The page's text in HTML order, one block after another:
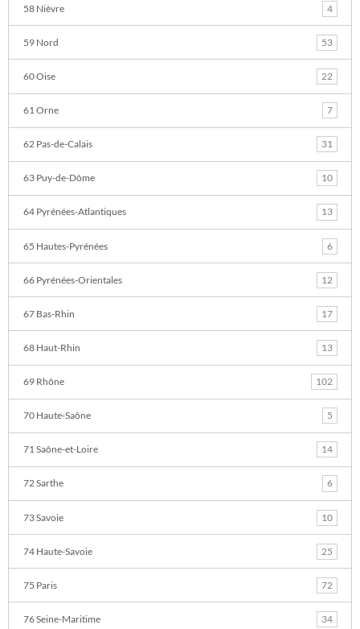
58 Nièvre 4
59 Nord 53
60 Oise 22
61 Orne 7
62 Pas-de-Calais 31
63 Puy-de-Dôme 10
64 Pyrénées-Atlantiques 13
65 Hautes-Pyrénées 6
66 Pyrénées-Orientales 12
67 Bas-Rhin 17
68 Haut-Rhin 13
69 Rhône 102
70 Haute-Saône 5
71 Saône-et-Loire 14
72 Sarthe 6
73 Savoie 10
74 Haute-Savoie 25
75 Paris 72
76 Seine-Maritime 34